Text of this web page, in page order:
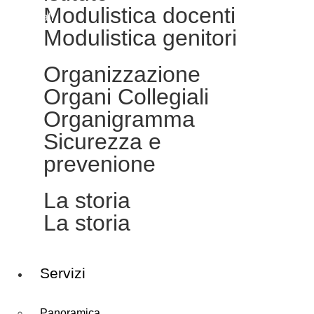
Modulistica docenti
Modulistica genitori
Organizzazione
Organi Collegiali
Organigramma
Sicurezza e
prevenione
La storia
La storia
Servizi
Note legali